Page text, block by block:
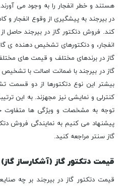
هستند و خطر انفجار را به وجود می
در بیرجند به پیشگیری از وقوع انفجار
کند. فروش دتکتور گاز در بیرجند حاصل
انفجار، و دتکتورهای تشخیص دهنده ی
گاز در برندهای مختلف و قیمت های مختلف
گاز در بیرجند با ضمانت اصالت با
بیشتر این نوع دتکتورها از دو قسمت
کنترلی و نمایشی نیز مجهزند. به این
توجه به مشخصات و ویژگی ها متفاوت
پیشنهاد می کنیم به نمایندگی فروش
گاز سنتر مراجعه کنید.
قیمت دتکتور گاز (آشکارساز
قیمت دتکتور گاز در بیرجند بر چه